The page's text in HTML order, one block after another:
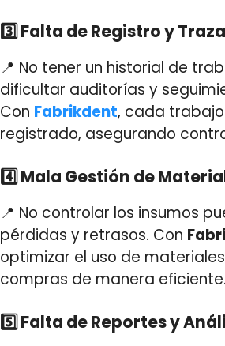
3️⃣ Falta de Registro y
📍 No tener un historial de
dificultar auditorías y
Con Fabrikdent, cada
registrado, asegurando
4️⃣ Mala Gestión de
📍 No controlar los insumos
pérdidas y retrasos. Con
optimizar el uso de
compras de manera eficiente.
5️⃣ Falta de Reportes y